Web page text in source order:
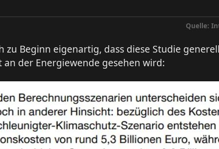
Quelle:
zu Beginn eigenartig, dass diese Studie
der Energiewende gesehen wird: